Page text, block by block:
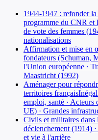
1944-1947 : refonder
programme du CNR et
de vote des femmes
nationalisations
Affirmation et mise en
fondateurs (Schuman,
l'Union européenne ·
Maastricht (1992)
Aménager pour
territoires français
emploi, santé · Acteurs
UE) · Grandes
Civils et militaires dans
déclenchement (1914)
et vie à l'arrière